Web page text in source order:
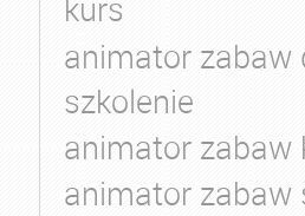
kurs
animator zabaw
szkolenie
animator zabaw
animator zabaw